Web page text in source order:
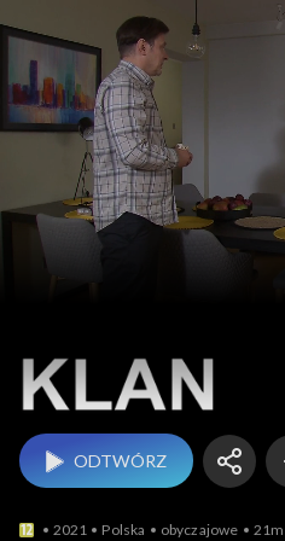
Klan
ODTWÓRZ
2021 Polska obyczajowe 21m